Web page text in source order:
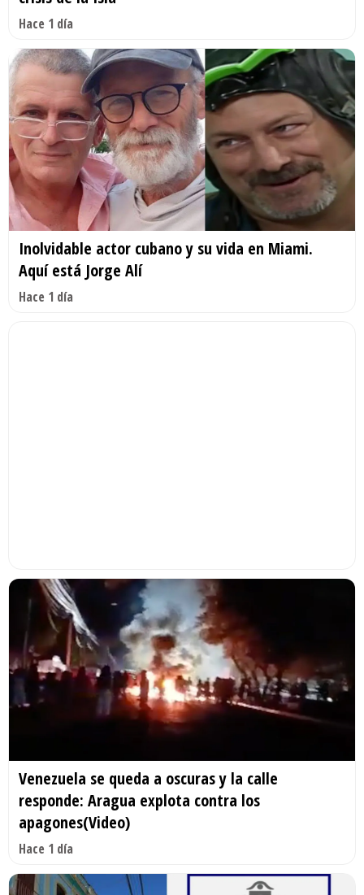
Hace 1 día
Inolvidable actor cubano y su vida en Miami.
Aquí está Jorge Alí
Hace 1 día
Venezuela se queda a oscuras y la calle
responde: Aragua explota contra los
apagones(Video)
Hace 1 día